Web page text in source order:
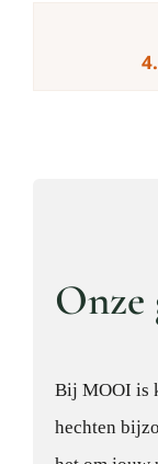
Onze
Bij MOOI is
hechten